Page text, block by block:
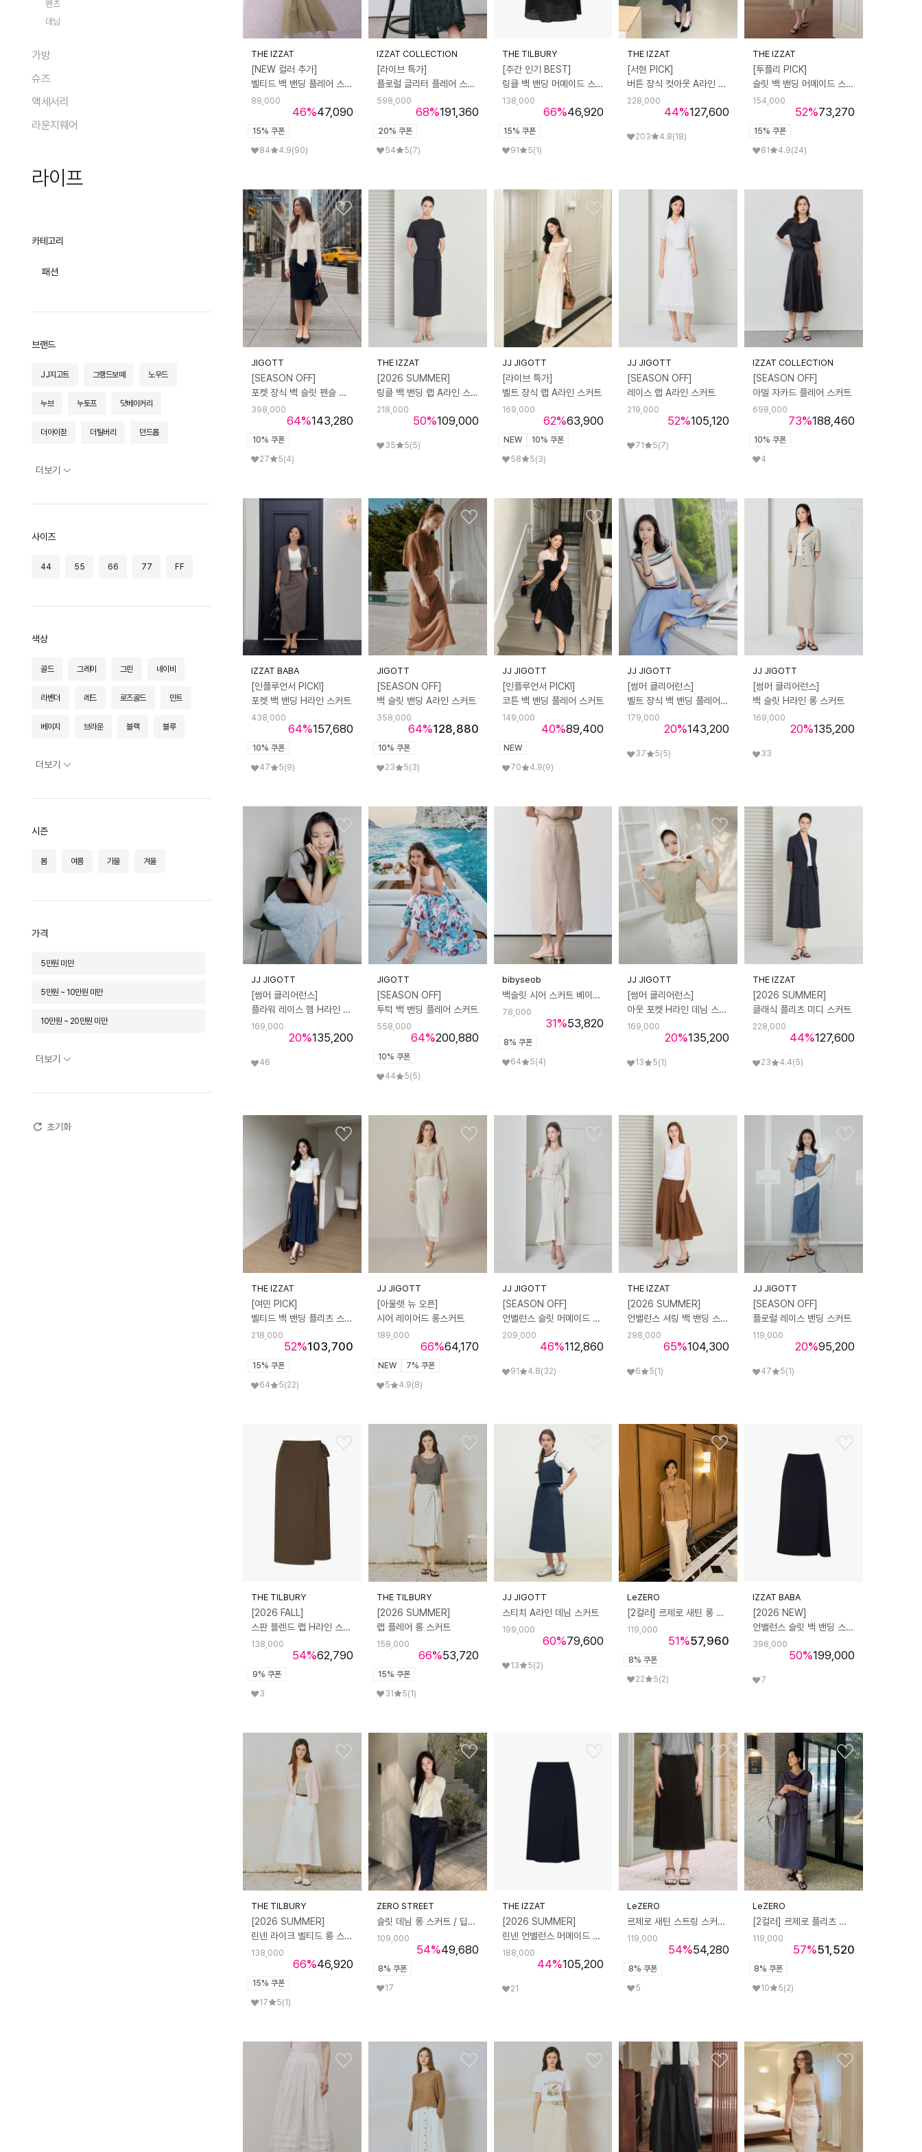
가디건/베스트
트렌치
팬츠
데님
가방
전체
숄더백
크로스백
백팩
슈즈
전체
펌프스
슬리퍼/뮬
액세서리
전체
스카프/머플러
쥬얼리
양말/스타킹
라운지웨어
여성 상의
여성 하의
투피스/세트
라이프
리빙
전체
화병/화분
커트러리
컵/저그
티웨어
전체
라운지 체어
사이드 테이블
선반/장식장
조명
스탠드 조명
포터블 조명
트레이
테이블커버
앞치마/주방패브릭
쿠션/베개
라이프스타일
전체
카테고리
패션
브랜드
JJ지고트 그랭드보떼 노우드
누브 누토프 닷베이커리
더아이잗 더틸버리 던드롭
루시다 률앤와이 르 스튜디오
르네제이
르쿠어에쿠어 어패럴 리앙리에
릭크 마나비스세븐
마리앤어스 마틴드아뜰리에
바이바이섭
베넷미 벨류엣 분닥세인츠
아쿠드 애드호크 언셔스
얼터넘버에센
더보기
사이즈
44 55 66 77 FF
색상
골드 그레이 그린 네이비
라벤더 레드 로즈골드 민트
베이지 브라운 블랙 블루
더보기
시즌
봄 여름 가을 겨울
가격
5만원 미만
5만원 ~ 10만원 미만
10만원 ~ 20만원 미만
더보기
초기화
THE IZZAT
[NEW 컬러 추가]
벨티드 백 밴딩 플레어 스커트
46%
88,000
47,090
15% 쿠폰
84
4.9(90)
IZZAT COLLECTION
[라이브 특가]
플로럴 글리터 플레어 스커트
68%
598,000
191,360
20% 쿠폰
54
5(7)
THE TILBURY
[주간 인기 BEST]
링클 백 밴딩 머메이드 스커트
66%
138,000
46,920
15% 쿠폰
91
5(1)
THE IZZAT
[서현 PICK]
버튼 장식 컷아웃 A라인 스커트
44%
228,000
127,600
203 4.8(18)
THE IZZAT
[투플리 PICK]
슬릿 백 밴딩 머메이드 스커트
52%
154,000
73,270
15% 쿠폰
81
4.9(24)
JIGOTT
[SEASON OFF]
포켓 장식 백 슬릿 펜슬 스커트
64%
398,000
143,280
10% 쿠폰
27
5(4)
THE IZZAT
[2026 SUMMER]
링클 백 밴딩 랩 A라인 스커트
50%
218,000
109,000
35 5(5)
JJ JIGOTT
[라이브 특가]
벨트 장식 랩 A라인 스커트
62%
169,000
63,900
NEW
10% 쿠폰
58
5(3)
JJ JIGOTT
[SEASON OFF]
레이스 랩 A라인 스커트
52%
219,000
105,120
71 5(7)
IZZAT COLLECTION
[SEASON OFF]
아델 자카드 플레어 스커트
73%
698,000
188,460
10% 쿠폰
4
IZZAT BABA
[인플루언서 PICK!]
포켓 백 밴딩 H라인 스커트
64%
438,000
157,680
10% 쿠폰
47
5(9)
JIGOTT
[SEASON OFF]
백 슬릿 밴딩 A라인 스커트
64%
358,000
128,880
10% 쿠폰
23
5(3)
JJ JIGOTT
[인플루언서 PICK!]
코튼 백 밴딩 플레어 스커트
40%
149,000
89,400
NEW
70
4.9(9)
JJ JIGOTT
[썸머 클리어런스]
벨트 장식 백 밴딩 플레어 스커트
20%
179,000
143,200
37 5(5)
JJ JIGOTT
[썸머 클리어런스]
백 슬릿 H라인 롱 스커트
20%
169,000
135,200
33
JJ JIGOTT
[썸머 클리어런스]
플라워 레이스 헴 H라인 스커트
20%
169,000
135,200
46
JIGOTT
[SEASON OFF]
투턱 백 밴딩 플레어 스커트
64%
558,000
200,880
10% 쿠폰
44
5(5)
bibyseob
백슬릿 시어 스커트 베이지 [T62]
31%
78,000
53,820
8% 쿠폰
64
5(4)
JJ JIGOTT
[썸머 클리어런스]
아웃 포켓 H라인 데님 스커트
20%
169,000
135,200
13 5(1)
THE IZZAT
[2026 SUMMER]
클래식 플리츠 미디 스커트
44%
228,000
127,600
23 4.4(5)
THE IZZAT
[여민 PICK]
벨티드 백 밴딩 플리츠 스커트
52%
218,000
103,700
15% 쿠폰
64
5(22)
JJ JIGOTT
[아울렛 뉴 오픈]
시어 레이어드 롱스커트
66%
189,000
64,170
NEW
7% 쿠폰
5
4.9(8)
JJ JIGOTT
[SEASON OFF]
언밸런스 슬릿 머메이드 스커트
46%
209,000
112,860
91 4.8(32)
THE IZZAT
[2026 SUMMER]
언밸런스 셔링 백 밴딩 스커트
65%
298,000
104,300
6 5(1)
JJ JIGOTT
[SEASON OFF]
플로럴 레이스 밴딩 스커트
20%
119,000
95,200
47 5(1)
THE TILBURY
[2026 FALL]
스판 블렌드 랩 H라인 스커트
54%
138,000
62,790
9% 쿠폰
3
THE TILBURY
[2026 SUMMER]
랩 플레어 롱 스커트
66%
158,000
53,720
15% 쿠폰
31
5(1)
JJ JIGOTT
스티치 A라인 데님 스커트
60%
199,000
79,600
13 5(2)
LeZERO
[2컬러] 르제로 새틴 롱 스커트
51%
119,000
57,960
8% 쿠폰
22
5(2)
IZZAT BABA
[2026 NEW]
언밸런스 슬릿 백 밴딩 스커트
50%
398,000
199,000
7
THE TILBURY
[2026 SUMMER]
린넨 라이크 벨티드 롱 스커트
66%
138,000
46,920
15% 쿠폰
17
5(1)
ZERO STREET
슬릿 데님 롱 스커트 / 딥인디고
54%
109,000
49,680
8% 쿠폰
17
THE IZZAT
[2026 SUMMER]
린넨 언밸런스 머메이드 스커트
44%
188,000
105,200
21
LeZERO
르제로 새틴 스트링 스커트 / 블랙
54%
119,000
54,280
8% 쿠폰
5
LeZERO
[2컬러] 르제로 플리츠 롱 스커트
57%
119,000
51,520
8% 쿠폰
10
5(2)